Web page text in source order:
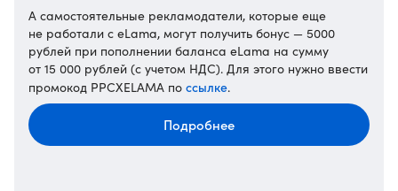
А самостоятельные рекламодатели, которые еще
не работали с eLama, могут получить бонус — 5000
рублей при пополнении баланса eLama на сумму
от 15 000 рублей (с учетом НДС). Для этого нужно ввести
промокод PPCXELAMA по ссылке.
Подробнее